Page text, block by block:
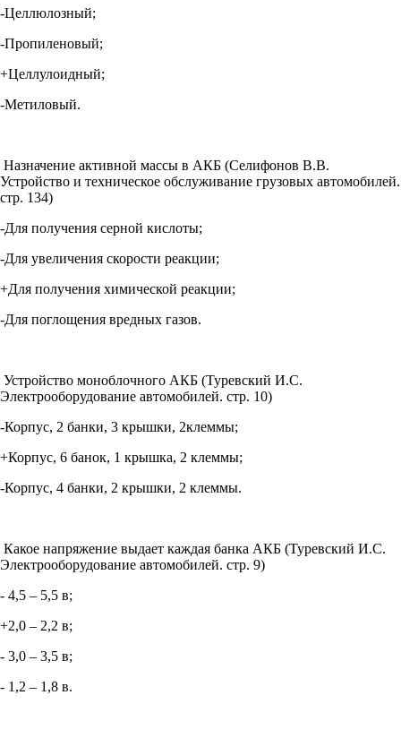
-Целлюлозный;
-Пропиленовый;
+Целлулоидный;
-Метиловый.
Назначение активной массы в АКБ (Селифонов В.В.
Устройство и техническое обслуживание грузовых автомобилей.
стр. 134)
-Для получения серной кислоты;
-Для увеличения скорости реакции;
+Для получения химической реакции;
-Для поглощения вредных газов.
Устройство моноблочного АКБ (Туревский И.С.
Электрооборудование автомобилей. стр. 10)
-Корпус, 2 банки, 3 крышки, 2клеммы;
+Корпус, 6 банок, 1 крышка, 2 клеммы;
-Корпус, 4 банки, 2 крышки, 2 клеммы.
Какое напряжение выдает каждая банка АКБ (Туревский И.С.
Электрооборудование автомобилей. стр. 9)
- 4,5 – 5,5 в;
+2,0 – 2,2 в;
- 3,0 – 3,5 в;
- 1,2 – 1,8 в.